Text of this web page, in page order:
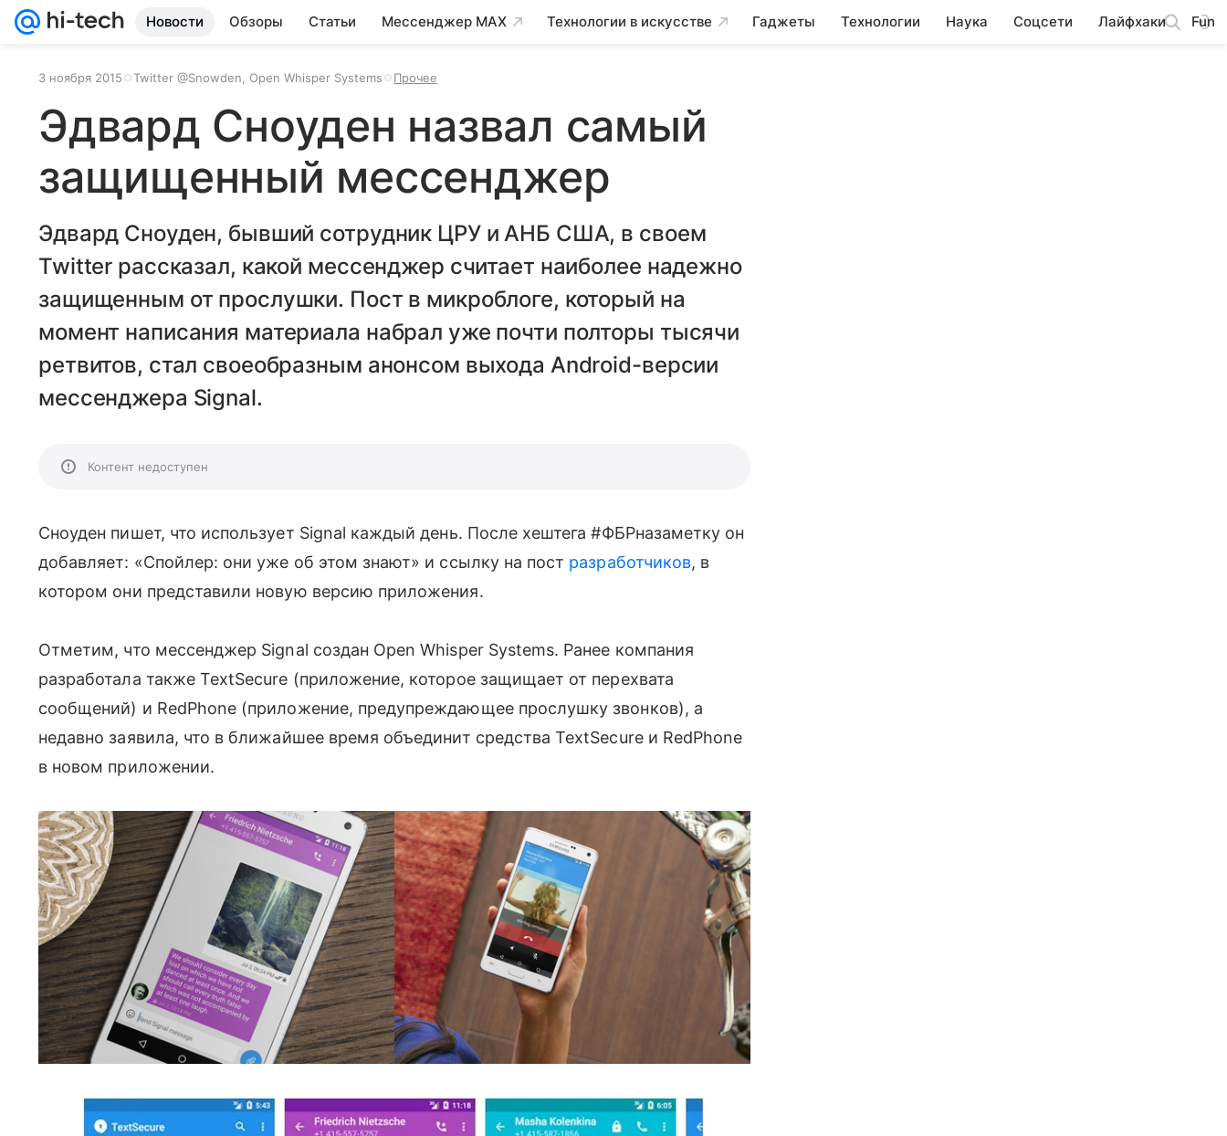
Новости Обзоры Статьи Мессенджер MAX Технологии в искусстве Гаджеты Технологии Наука Соцсети Лайфхаки Fun
3 ноября 2015 Twitter @Snowden, Open Whisper Systems Прочее
Эдвард Сноуден назвал самый
защищенный мессенджер
Эдвард Сноуден, бывший сотрудник ЦРУ и АНБ США, в своем
Twitter рассказал, какой мессенджер считает наиболее надежно
защищенным от прослушки. Пост в микроблоге, который на
момент написания материала набрал уже почти полторы тысячи
ретвитов, стал своеобразным анонсом выхода Android-версии
мессенджера Signal.
Контент недоступен
Сноуден пишет, что использует Signal каждый день. После хештега #ФБРназаметку он
добавляет: «Спойлер: они уже об этом знают» и ссылку на пост разработчиков, в
котором они представили новую версию приложения.
Отметим, что мессенджер Signal создан Open Whisper Systems. Ранее компания
разработала также TextSecure (приложение, которое защищает от перехвата
сообщений) и RedPhone (приложение, предупреждающее прослушку звонков), а
недавно заявила, что в ближайшее время объединит средства TextSecure и RedPhone
в новом приложении.